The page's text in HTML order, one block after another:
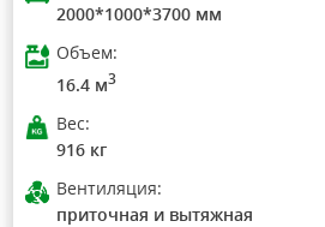
2000*1000*3700 мм
Объем:
16.4 м3
Вес:
916 кг
Вентиляция:
приточная и вытяжная